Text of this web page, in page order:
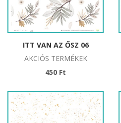
ITT VAN AZ ŐSZ 06
AKCIÓS TERMÉKEK
450 Ft